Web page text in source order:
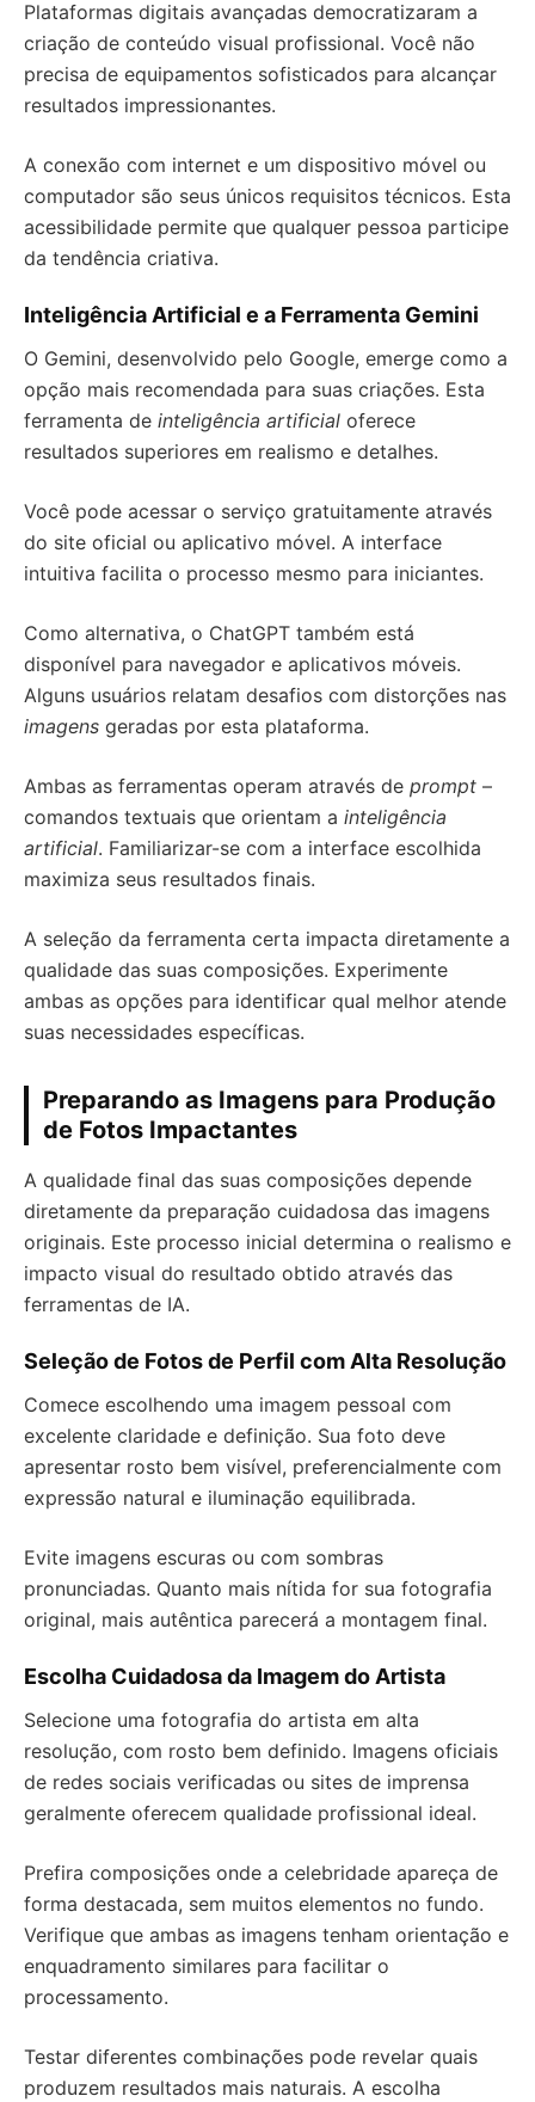
Plataformas digitais avançadas democratizaram a
criação de conteúdo visual profissional. Você não
precisa de equipamentos sofisticados para alcançar
resultados impressionantes.
A conexão com internet e um dispositivo móvel ou
computador são seus únicos requisitos técnicos. Esta
acessibilidade permite que qualquer pessoa participe
da tendência criativa.
Inteligência Artificial e a Ferramenta Gemini
O Gemini, desenvolvido pelo Google, emerge como a
opção mais recomendada para suas criações. Esta
ferramenta de inteligência artificial oferece
resultados superiores em realismo e detalhes.
Você pode acessar o serviço gratuitamente através
do site oficial ou aplicativo móvel. A interface
intuitiva facilita o processo mesmo para iniciantes.
Como alternativa, o ChatGPT também está
disponível para navegador e aplicativos móveis.
Alguns usuários relatam desafios com distorções nas
imagens geradas por esta plataforma.
Ambas as ferramentas operam através de prompt –
comandos textuais que orientam a inteligência
artificial. Familiarizar-se com a interface escolhida
maximiza seus resultados finais.
A seleção da ferramenta certa impacta diretamente a
qualidade das suas composições. Experimente
ambas as opções para identificar qual melhor atende
suas necessidades específicas.
Preparando as Imagens para Produção
de Fotos Impactantes
A qualidade final das suas composições depende
diretamente da preparação cuidadosa das imagens
originais. Este processo inicial determina o realismo e
impacto visual do resultado obtido através das
ferramentas de IA.
Seleção de Fotos de Perfil com Alta Resolução
Comece escolhendo uma imagem pessoal com
excelente claridade e definição. Sua foto deve
apresentar rosto bem visível, preferencialmente com
expressão natural e iluminação equilibrada.
Evite imagens escuras ou com sombras
pronunciadas. Quanto mais nítida for sua fotografia
original, mais autêntica parecerá a montagem final.
Escolha Cuidadosa da Imagem do Artista
Selecione uma fotografia do artista em alta
resolução, com rosto bem definido. Imagens oficiais
de redes sociais verificadas ou sites de imprensa
geralmente oferecem qualidade profissional ideal.
Prefira composições onde a celebridade apareça de
forma destacada, sem muitos elementos no fundo.
Verifique que ambas as imagens tenham orientação e
enquadramento similares para facilitar o
processamento.
Testar diferentes combinações pode revelar quais
produzem resultados mais naturais. A escolha